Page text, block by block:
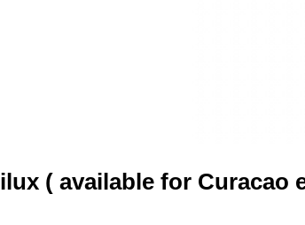
( available for Curacao